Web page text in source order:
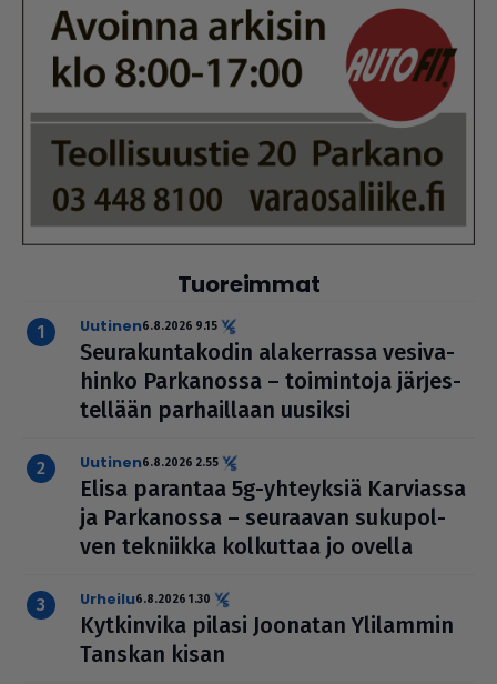
Tuoreimmat
uutinen6.8.2026 9.15
Seu­ra­kun­ta­ko­din ala­ker­rassa vesi­va­
hinko Par­ka­nossa – toi­min­toja jär­jes­
tel­lään par­hail­laan uusiksi
uutinen6.8.2026 2.55
Elisa parantaa 5g-yhteyksiä Karviassa
ja Par­ka­nossa – seuraavan suku­pol­
ven tekniikka kolkuttaa jo ovella
urheilu6.8.2026 1.30
Kyt­kin­vika pilasi Joonatan Ylilammin
Tanskan kisan